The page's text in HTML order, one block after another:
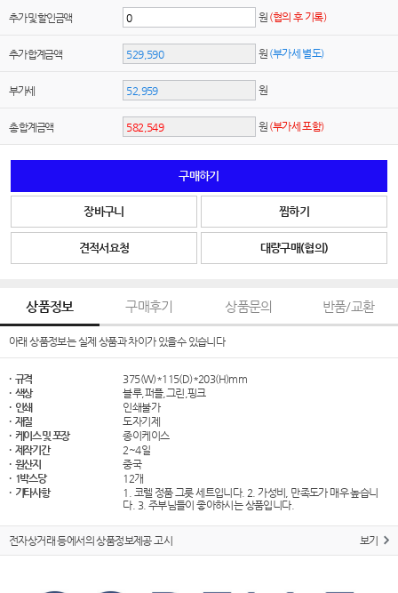
추가 및 할인금액 원 (협의 후 기록)
추가 합계금액 원 (부가세 별도)
부가세 원
총 합계금액 원 (부가세 포함)
구매하기
장바구니 찜하기
견적서요청 대량구매(협의)
상품정보 구매후기 상품문의 반품/교환
아래 상품정보는 실제 상품과 차이가 있을수 있습니다
· 규격
375(W)*115(D)*203(H)mm
· 색상
블루,퍼플,그린,핑크
· 인쇄
인쇄불가
· 재질
도자기제
· 케이스 및 포장
종이케이스
· 제작기간
2~4일
· 원산지
중국
· 1박스당
12개
· 기타사항
1. 코렐 정품 그릇 세트입니다. 2. 가성비, 만족도가 매우 높습니
다. 3. 주부님들이 좋아하시는 상품입니다.
전자상거래 등에서의 상품정보제공 고시 보기